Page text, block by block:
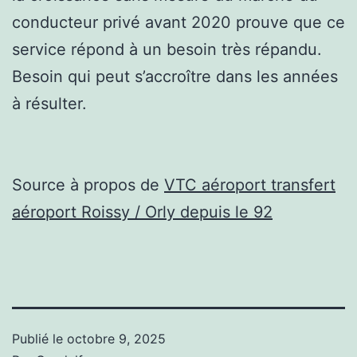
conducteur privé avant 2020 prouve que ce
service répond à un besoin très répandu.
Besoin qui peut s’accroître dans les années
à résulter.
Source à propos de VTC aéroport transfert
aéroport Roissy / Orly depuis le 92
Publié le octobre 9, 2025